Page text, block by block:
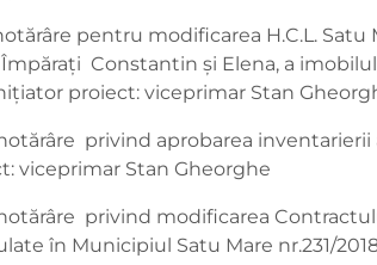
pentru modificarea H.C.L.
Constantin și Elena, a
proiect: viceprimar Stan
privind aprobarea
viceprimar Stan Gheorghe
privind modificarea
în Municipiul Satu Mare nr.231/